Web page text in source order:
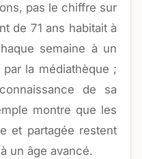
pas le chiffre sur
de 71 ans habitait à
semaine à un
par la médiathèque ;
de sa
montre que les
et partagée restent
un âge avancé.